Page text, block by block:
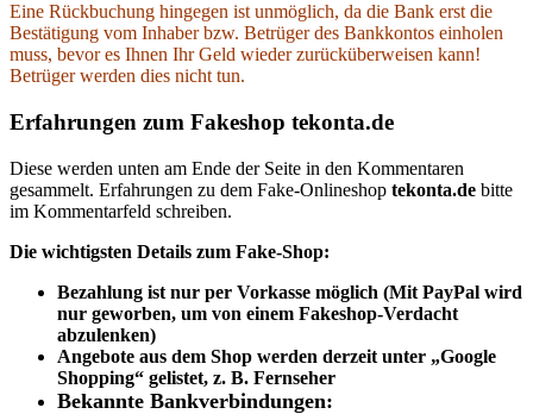
Eine Rückbuchung hingegen ist unmöglich, da die Bank erst die
Bestätigung vom Inhaber bzw. Betrüger des Bankkontos einholen
muss, bevor es Ihnen Ihr Geld wieder zurücküberweisen kann!
Betrüger werden dies nicht tun.
Erfahrungen zum Fakeshop tekonta.de
Diese werden unten am Ende der Seite in den Kommentaren
gesammelt. Erfahrungen zu dem Fake-Onlineshop tekonta.de bitte
im Kommentarfeld schreiben.
Die wichtigsten Details zum Fake-Shop:
Bezahlung ist nur per Vorkasse möglich (Mit PayPal wird
nur geworben, um von einem Fakeshop-Verdacht
abzulenken)
Angebote aus dem Shop werden derzeit unter „Google
Shopping“ gelistet, z. B. Fernseher
Bekannte Bankverbindungen: